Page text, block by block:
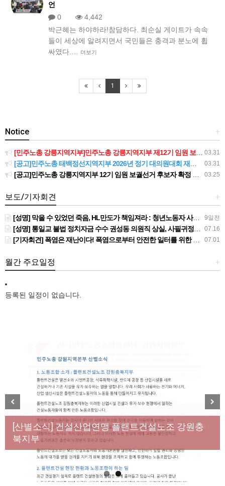
언
0
4,442
​박근혜는 하야하라!참담하다. 최순실 게이트가 속속
들이 세상에 알려지면서 국민들은 충격과 분노에 휩
싸였다.​…
더보기
1
+
Notice
03.31
[민주노총 강릉지역지부]민주노총 강릉지역지부 제12기 임원 보궐선거결과 공고
03.31
[공고]민주노총 태백정선지역지부 2026년 정기 대의원대회 재소집 건
03.25
[공고]민주노총 강릉지역지부 12기 임원 보궐선거 후보자 확정 공고
+
보도/기자회견
9일전
[성명] 막을 수 있었던 죽음, HL만도가 책임져라 : 청년노동자 사망사고의 철저한 진상규명과 재발방지 대책 마련하라
07.16
[성명] 통일교 불법 정치자금 수수 권성동 의원직 상실, 사필귀정이다
07.01
[기자회견] 폭염은 재난이다! 폭염으로부터 안전한 일터를 위한 민주노총 강원지역본부 폭염감시단 선포 기자회견
+
월간 주요일정
등록된 일정이 없습니다.
[성명] 막을 수 있었던 죽음, HL만도가 책임져라 : 청
년노동자 사망사고의 철저한 진상규명과 재발방지
대책 마련하라
[산별소식] 건설산업연맹 플랜트건설노조 강원충
북지부
Previous Next